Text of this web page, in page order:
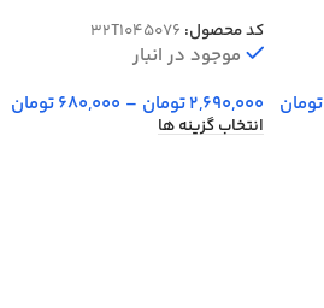
تومان
کد محصول: 32T1045076
موجود در انبار
2,690,000تومان –
680,000تومان
انتخاب گزینه ها